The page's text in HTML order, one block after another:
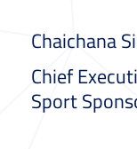
Chaichana
Chief
Sport